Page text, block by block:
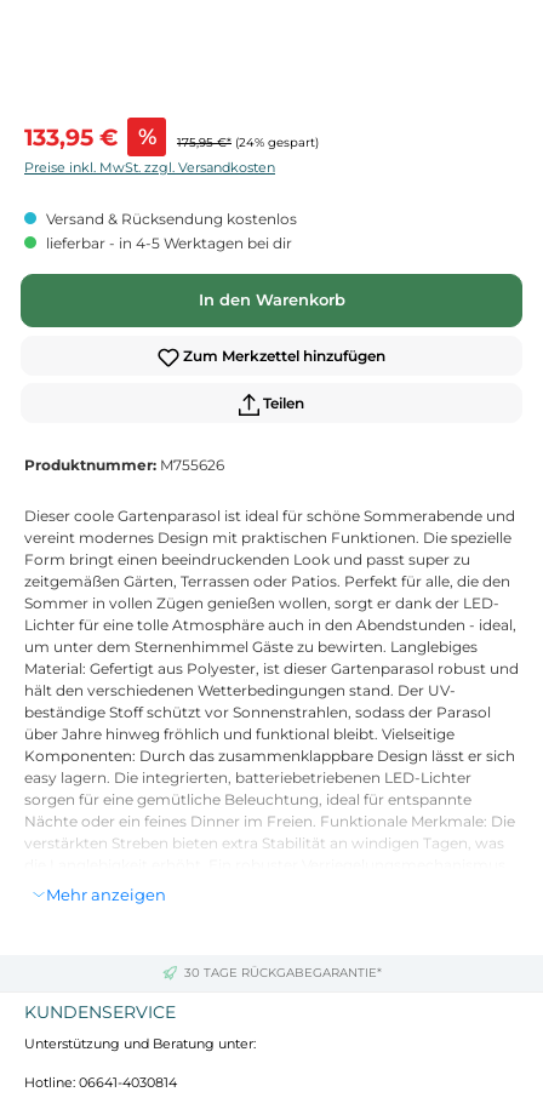
Verkaufspreis:
133,95 € % 175,95 €* (24% gespart)
Preise inkl. MwSt. zzgl. Versandkosten
Versand & Rücksendung kostenlos
lieferbar - in 4-5 Werktagen bei dir
In den Warenkorb
Zum Merkzettel hinzufügen
Teilen
Produktnummer: M755626
Dieser coole Gartenparasol ist ideal für schöne Sommerabende und
vereint modernes Design mit praktischen Funktionen. Die spezielle
Form bringt einen beeindruckenden Look und passt super zu
zeitgemäßen Gärten, Terrassen oder Patios. Perfekt für alle, die den
Sommer in vollen Zügen genießen wollen, sorgt er dank der LED-
Lichter für eine tolle Atmosphäre auch in den Abendstunden - ideal,
um unter dem Sternenhimmel Gäste zu bewirten. Langlebiges
Material: Gefertigt aus Polyester, ist dieser Gartenparasol robust und
hält den verschiedenen Wetterbedingungen stand. Der UV-
beständige Stoff schützt vor Sonnenstrahlen, sodass der Parasol
über Jahre hinweg fröhlich und funktional bleibt. Vielseitige
Komponenten: Durch das zusammenklappbare Design lässt er sich
easy lagern. Die integrierten, batteriebetriebenen LED-Lichter
sorgen für eine gemütliche Beleuchtung, ideal für entspannte
Nächte oder ein feines Dinner im Freien. Funktionale Merkmale: Die
verstärkten Streben bieten extra Stabilität an windigen Tagen, was
sorgt dafür, dass der Schirm sicher offen bleibt, während du ihn
nutzt. Umfangreicher Schatten: Ideal für Gärten und Terrassen
großzügigen Schutz. Pflegeleichtigkeit: Die Montage benötigst du
einfach geht. Um ihn in Topform zu halten, wisch einfach den Stoff
mit einem trockenen Tuch ab und stelle ihn während der kalten
Mehr anzeigen
30 TAGE RÜCKGABEGARANTIE*
KUNDENSERVICE
Unterstützung und Beratung unter:
Hotline: 06641-4030814